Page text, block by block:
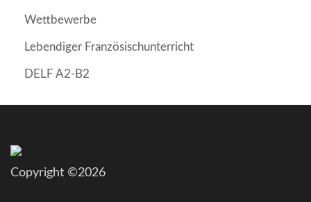
Wettbewerbe
Lebendiger Französischunterricht
DELF A2-B2
Copyright ©2026